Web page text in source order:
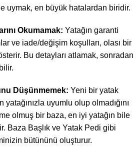
uymak, en büyük hatalardan biridir.
Okumamak: Yatağın garanti
ve iade/değişim koşulları, olası bir
Bu detayları atlamak, sonradan
Düşünmemek: Yeni bir yatak
yatağınızla uyumlu olup olmadığını
olmuş bir baza, en iyi yatağın bile
Baza Başlık ve Yatak Pedi gibi
bütününü oluşturur.